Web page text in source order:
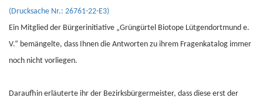
(Drucksache Nr.: 26761-22-E3)
Ein Mitglied der Bürgerinitiative „Grüngürtel Biotope Lütgendortmund e.
V.“ bemängelte, dass Ihnen die Antworten zu ihrem Fragenkatalog immer
noch nicht vorliegen.
Daraufhin erläuterte ihr der Bezirksbürgermeister, dass diese erst der